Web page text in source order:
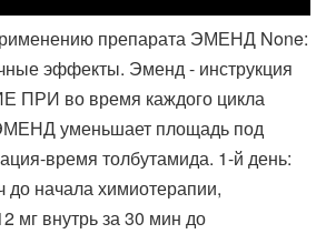
препарата ЭМЕНД None:
эффекты. Эменд - инструкция
во время каждого цикла
уменьшает площадь под
время толбутамида. 1-й день:
до начала химиотерапии,
мг внутрь за 30 мин до